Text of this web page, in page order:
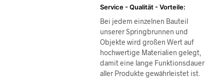
Service - Qualität - Vorteile:
Bei jedem einzelnen Bauteil
unserer Springbrunnen und
Objekte wird großen Wert auf
hochwertige Materialien gelegt,
damit eine lange Funktionsdauer
aller Produkte gewährleistet ist.